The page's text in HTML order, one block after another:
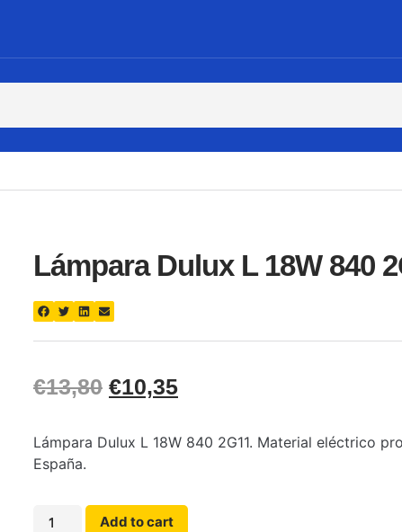
Lámpara Dulux L 18W 840
€13,80 €10,35
Lámpara Dulux L 18W 840 2G11. Material eléctrico
España.
Add to cart